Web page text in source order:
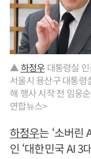
▲하정우 대통령실
서울시 용산구 대통령
해 행사 시작 전 임웅
연합뉴스>
하정우는 ‘소버린
인 ‘대한민국 AI 3